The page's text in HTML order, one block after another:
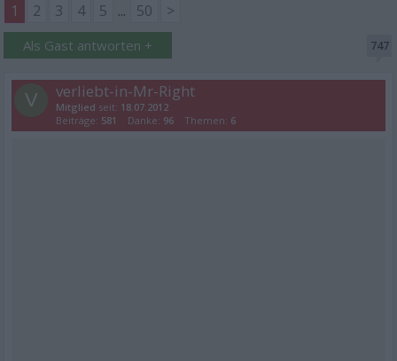
1
2 3 4 5 ... 50 >
Als Gast antworten + 747
V verliebt-in-Mr-Right
Mitglied seit: 18.07.2012
Beiträge: 581 Danke: 96 Themen: 6